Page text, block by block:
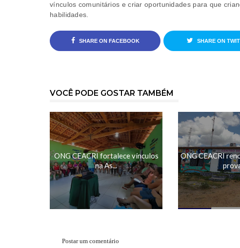
vínculos comunitários e criar oportunidades para que
habilidades.
SHARE ON FACEBOOK SHARE ON
VOCÊ PODE GOSTAR TAMBÉM
ONG CEACRI fortalece vínculos
na As...
ONG CEACRI
Postar um comentário